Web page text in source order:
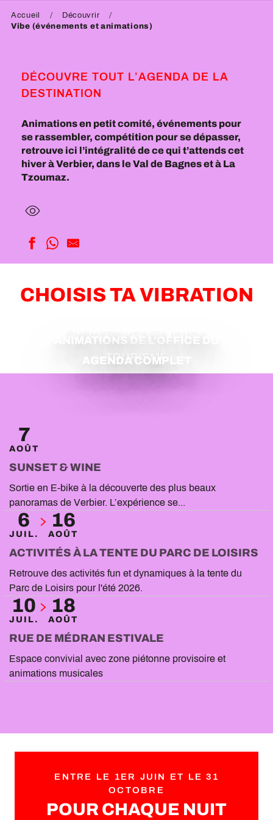
Accueil
Découvrir
Vibe (événements et animations)
DÉCOUVRE TOUT L’AGENDA DE LA
DESTINATION
Animations en petit comité, événements pour
se rassembler, compétition pour se dépasser,
retrouve ici l’intégralité de ce qui t’attends cet
hiver à Verbier, dans le Val de Bagnes et à La
Tzoumaz.
CHOISIS TA VIBRATION
ÉVÉNEMENTS MAJEURS
ANIMATIONS DE L’OFFICE DU
TOURISME
AGENDA COMPLET
7
AOÛT
SUNSET & WINE
Sortie en E-bike à la découverte des plus beaux
panoramas de Verbier. L’expérience se...
6
JUIL.
16
AOÛT
ACTIVITÉS À LA TENTE DU PARC DE LOISIRS
Retrouve des activités fun et dynamiques à la tente du
Parc de Loisirs pour l'été 2026.
10
JUIL.
18
AOÛT
RUE DE MÉDRAN ESTIVALE
Espace convivial avec zone piétonne provisoire et
animations musicales
ENTRE LE 1ER JUIN ET LE 31
OCTOBRE
POUR CHAQUE NUIT